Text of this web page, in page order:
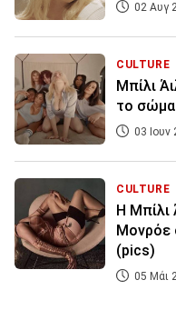
02 Αυγ
CULTURE
Μπίλι
το σώμα
03 Ιουν
CULTURE
Η Μπίλι
Μονρόε
(pics)
05 Μάι